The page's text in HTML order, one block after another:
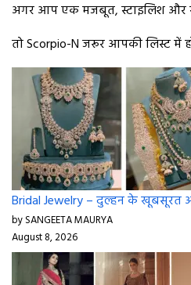
अगर आप एक मजबूत, स्टाइलिश और
तो Scorpio-N जरूर आपकी लिस्ट में
Bridal Jewelry – दुल्हन के
by SANGEETA MAURYA
August 8, 2026